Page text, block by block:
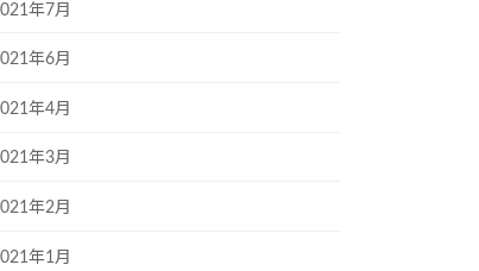
年7月
年6月
年4月
年3月
年2月
年1月